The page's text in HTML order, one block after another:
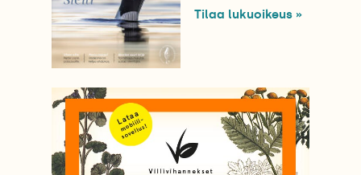
Tilaa lukuoikeus »